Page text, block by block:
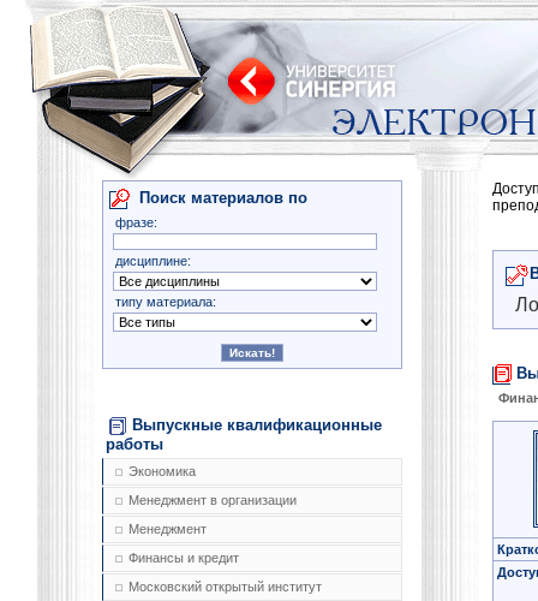
Поиск материалов по
фразе:
дисциплине:
типу материала:
Выпускные квалификационные
работы
Экономика
Менеджмент в организации
Менеджмент
Финансы и кредит
Московский открытый институт